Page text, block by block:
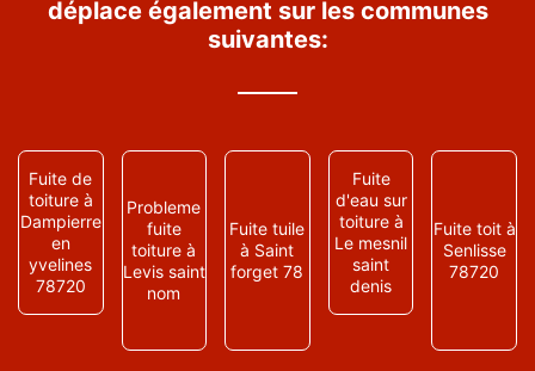
déplace également sur les communes
suivantes:
Fuite de
toiture à
Dampierre
en
yvelines
78720
Probleme
fuite
toiture à
Levis saint
nom
Fuite tuile
à Saint
forget 78
Fuite
d'eau sur
toiture à
Le mesnil
saint
denis
Fuite toit à
Senlisse
78720